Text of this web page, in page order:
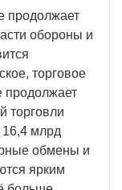
продолжает
обороны и
торговое
продолжает
торговли
16,4 млрд
обмены и
ярким